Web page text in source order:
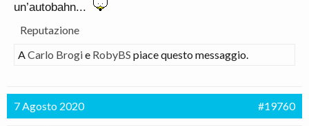
un’autobahn...
Reputazione
ACarlo Brogie RobyBS piace questo messaggio.
7 Agosto 2020 #19760